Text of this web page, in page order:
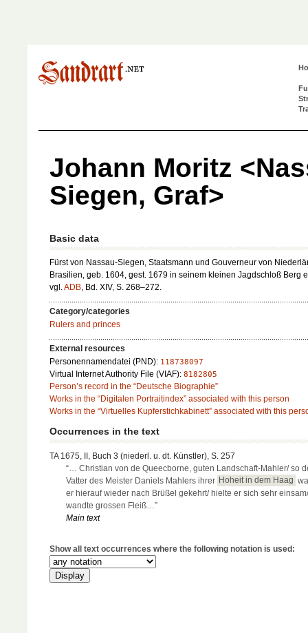
Johann Moritz
Siegen, Graf>
Basic data
Fürst von Nassau-Siegen, Staatsmann und Gouverneur von
Brasilien, geb. 1604, gest. 1679 in seinem kleinen Jagdschloß Berg
vgl.ADB, Bd. XIV, S. 268–272.
Category/categories
Rulers and princes
External resources
Personennamendatei (PND): 118738097
Virtual Internet Authority File (VIAF): 8182805
Person’s record in the “Deutsche Biographie”
Works in the “Digitalen Portraitindex” associated with this person
Works in the “Virtuelles Kupferstichkabinett” associated with this
Occurrences in the text
TA 1675, II, Buch 3 (niederl. u. dt. Künstler), S. 257
“… Christian von de Queecborne, guten Landschaft-Mahler/ so
Vatter des Meister Daniels Mahlers ihrer Hoheit in dem Haag
er hierauf wieder nach Brüßel gekehrt/ hielte er sich sehr
wandte grossen Fleiß…”
Main text
Show all text occurrences where the following notation is used: